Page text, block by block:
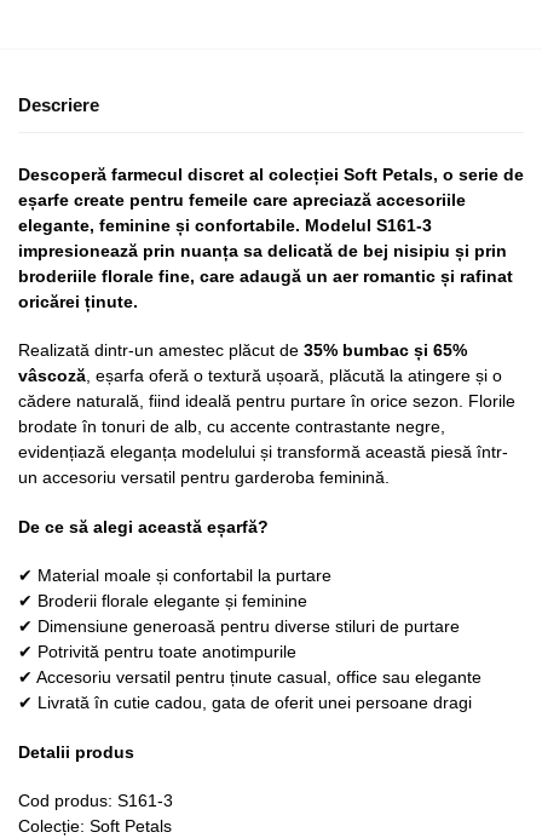
Descriere
Descoperă farmecul discret al colecției Soft Petals, o serie de
eșarfe create pentru femeile care apreciază accesoriile
elegante, feminine și confortabile. Modelul S161-3
impresionează prin nuanța sa delicată de bej nisipiu și prin
broderiile florale fine, care adaugă un aer romantic și rafinat
oricărei ținute.
Realizată dintr-un amestec plăcut de 35% bumbac și 65%
vâscoză, eșarfa oferă o textură ușoară, plăcută la atingere și o
cădere naturală, fiind ideală pentru purtare în orice sezon. Florile
brodate în tonuri de alb, cu accente contrastante negre,
evidențiază eleganța modelului și transformă această piesă într-
un accesoriu versatil pentru garderoba feminină.
De ce să alegi această eșarfă?
✔ Material moale și confortabil la purtare
✔ Broderii florale elegante și feminine
✔ Dimensiune generoasă pentru diverse stiluri de purtare
✔ Potrivită pentru toate anotimpurile
✔ Accesoriu versatil pentru ținute casual, office sau elegante
✔ Livrată în cutie cadou, gata de oferit unei persoane dragi
Detalii produs
Cod produs: S161-3
Colecție: Soft Petals